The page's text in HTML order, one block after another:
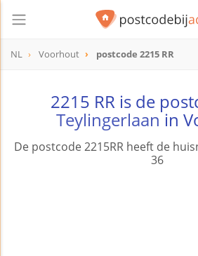
NL Voorhout postcode 2215 RR
2215 RR is de
Teylingerlaanin
De postcode 2215RR heeft de
36